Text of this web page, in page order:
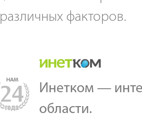
различных факторов.
Инетком —
области.